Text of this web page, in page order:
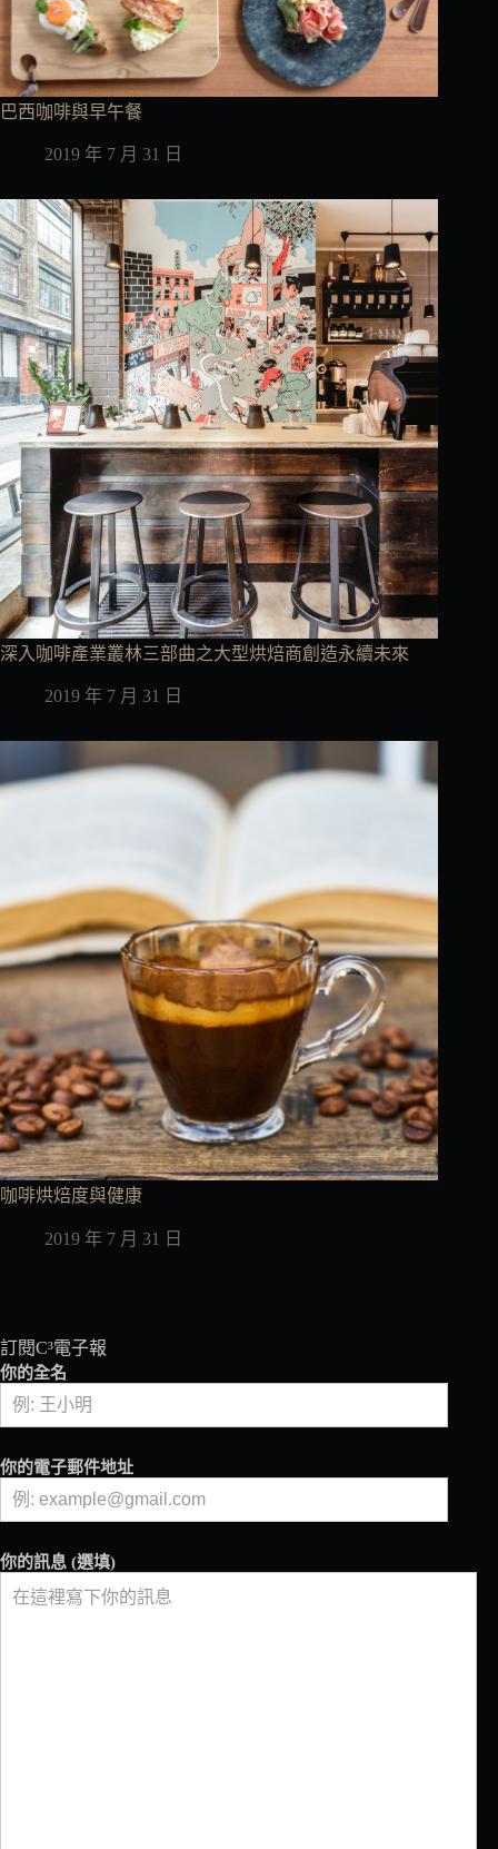
巴西咖啡與早午餐
2019 年 7 月 31 日
深入咖啡產業叢林三部曲之大型烘焙商創造永續未來
2019 年 7 月 31 日
咖啡烘焙度與健康
2019 年 7 月 31 日
訂閱C³電子報
你的全名
你的電子郵件地址
你的訊息 (選填)